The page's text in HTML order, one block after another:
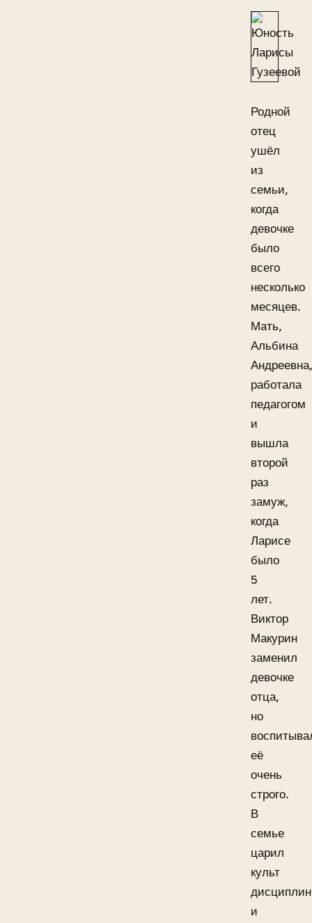
Родной
отец
ушёл
из
семьи,
когда
девочке
было
всего
несколько
месяцев.
Мать,
Альбина
Андреевна,
работала
педагогом
и
вышла
второй
раз
замуж,
когда
Ларисе
было
5
лет.
Виктор
Макурин
заменил
девочке
отца,
но
её
очень
строго.
В
семье
царил
культ
и